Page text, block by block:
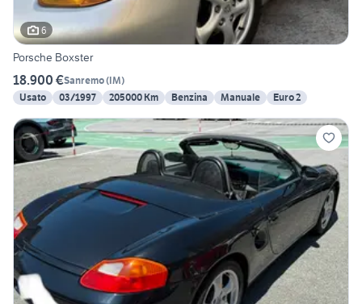
6
Porsche Boxster
18.900 €Sanremo(IM)
Usato
03/1997 205000 Km Benzina Manuale Euro 2